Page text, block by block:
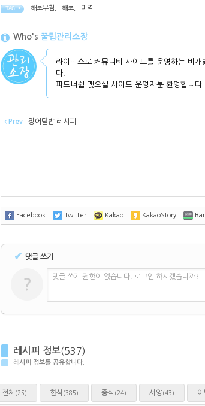
TAG • 해초무침 해초 미역
Who's 꿀팁관리소장
라이믹스로 커뮤니티 사이트를 운영하는 비개
다.
파트너쉽 맺으실 사이트 운영자분 환영합니다.
Prev 장어덮밥 레시피
Facebook Twitter Kakao KakaoStory
✔ 댓글 쓰기
? 댓글 쓰기 권한이 없습니다. 로그인 하시겠습니까?
레시피 정보(537)
레시피 정보를 공유합니다.
전체 (25) 한식 (385) 중식 (24) 서양(43)